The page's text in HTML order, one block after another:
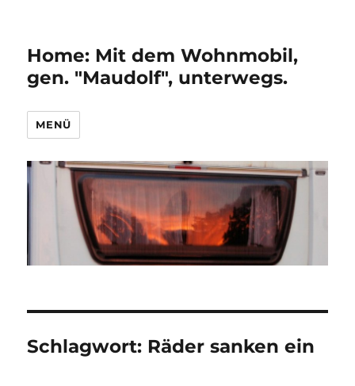
Home: Mit dem Wohnmobil,
gen. "Maudolf", unterwegs.
MENÜ
Schlagwort: Räder sanken ein